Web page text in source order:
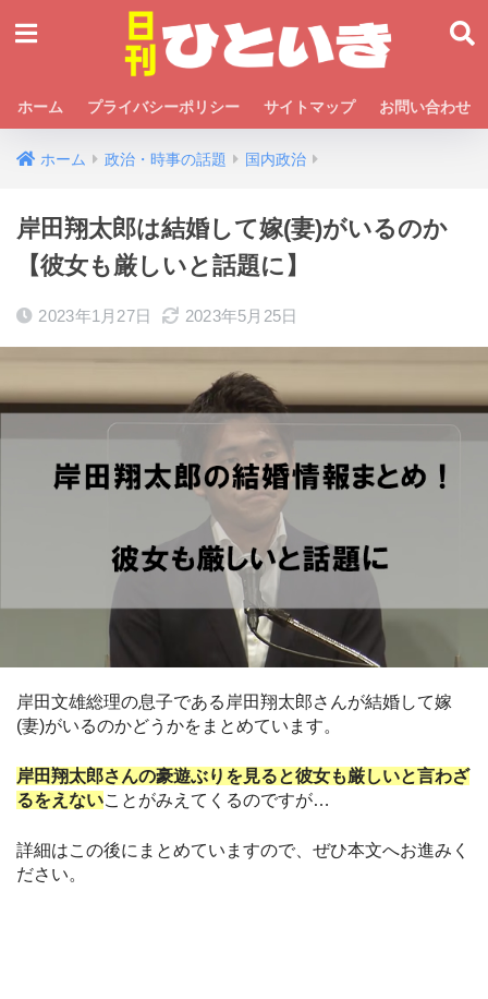
ホーム プライバシーポリシー サイトマップ お問い合わせ
ホーム 政治・時事の話題 国内政治
岸田翔太郎は結婚して嫁(妻)がいるのか
【彼女も厳しいと話題に】
2023年1月27日 2023年5月25日
岸田文雄総理の息子である岸田翔太郎さんが結婚して嫁
(妻)がいるのかどうかをまとめています。
岸田翔太郎さんの豪遊ぶりを見ると彼女も厳しいと言わざ
るをえないことがみえてくるのですが…
詳細はこの後にまとめていますので、ぜひ本文へお進みく
ださい。